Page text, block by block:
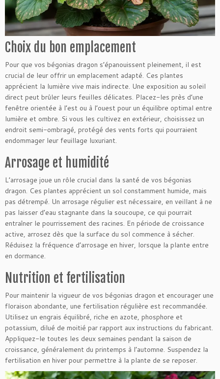
Choix du bon emplacement
Pour que vos bégonias dragon s’épanouissent pleinement, il est
crucial de leur offrir un emplacement adapté. Ces plantes
apprécient la lumière vive mais indirecte. Une exposition au soleil
direct peut brûler leurs feuilles délicates. Placez-les près d’une
fenêtre orientée à l’est ou à l’ouest pour un équilibre optimal entre
lumière et ombre. Si vous les cultivez en extérieur, choisissez un
endroit semi-ombragé, protégé des vents forts qui pourraient
endommager leur feuillage luxuriant.
Arrosage et humidité
L’arrosage joue un rôle crucial dans la santé de vos bégonias
dragon. Ces plantes apprécient un sol constamment humide, mais
pas détrempé. Un arrosage régulier est nécessaire, en veillant à ne
pas laisser d’eau stagnante dans la soucoupe, ce qui pourrait
entraîner le pourrissement des racines. En période de croissance
active, arrosez dès que la surface du sol commence à sécher.
Réduisez la fréquence d’arrosage en hiver, lorsque la plante entre
en dormance.
Nutrition et fertilisation
Pour maintenir la vigueur de vos bégonias dragon et encourager une
floraison abondante, une fertilisation régulière est recommandée.
Utilisez un engrais équilibré, riche en azote, phosphore et
potassium, dilué de moitié par rapport aux instructions du fabricant.
Appliquez-le toutes les deux semaines pendant la saison de
croissance, généralement du printemps à l’automne. Suspendez la
fertilisation en hiver pour permettre à la plante de se reposer.